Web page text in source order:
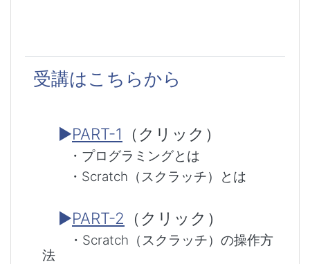
受講はこちらから
▶PART-1 （クリック）
・プログラミングとは
・Scratch（スクラッチ）とは
▶PART-2 （クリック）
・ Scratch（スクラッチ）の操作方
法